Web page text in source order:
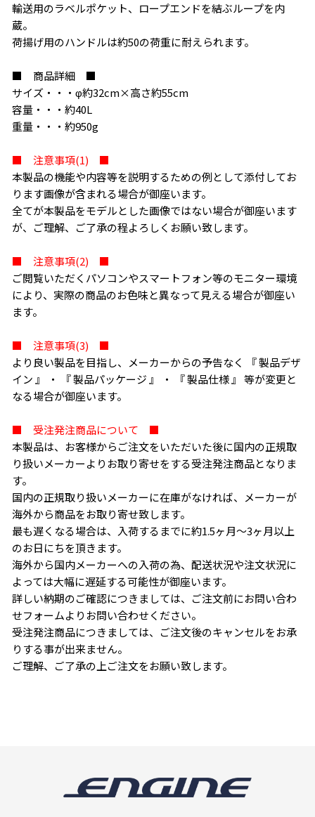
輸送用のラベルポケット、ロープエンドを結ぶループを内
蔵。
荷揚げ用のハンドルは約50の荷重に耐えられます。
■ 商品詳細 ■
サイズ・・・φ約32cm×高さ約55cm
容量・・・約40L
重量・・・約950g
■ 注意事項(1) ■
本製品の機能や内容等を説明するための例として添付してお
ります画像が含まれる場合が御座います。
全てが本製品をモデルとした画像ではない場合が御座います
が、ご理解、ご了承の程よろしくお願い致します。
■ 注意事項(2) ■
ご閲覧いただくパソコンやスマートフォン等のモニター環境
により、実際の商品のお色味と異なって見える場合が御座い
ます。
■ 注意事項(3) ■
より良い製品を目指し、メーカーからの予告なく 『 製品デザ
イン 』 ・ 『 製品パッケージ 』 ・ 『 製品仕様 』 等が変更と
なる場合が御座います。
■ 受注発注商品について ■
本製品は、お客様からご注文をいただいた後に国内の正規取
り扱いメーカーよりお取り寄せをする受注発注商品となりま
す。
国内の正規取り扱いメーカーに在庫がなければ、メーカーが
海外から商品をお取り寄せ致します。
最も遅くなる場合は、入荷するまでに約1.5ヶ月〜3ヶ月以上
のお日にちを頂きます。
海外から国内メーカーへの入荷の為、配送状況や注文状況に
よっては大幅に遅延する可能性が御座います。
詳しい納期のご確認につきましては、ご注文前にお問い合わ
せフォームよりお問い合わせください。
受注発注商品につきましては、ご注文後のキャンセルをお承
りする事が出来ません。
ご理解、ご了承の上ご注文をお願い致します。